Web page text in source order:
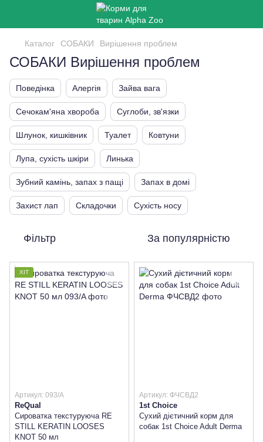
Каталог СОБАКИ Вирішення проблем
СОБАКИ Вирішення проблем
Поведінка Алергія Зайва вага
Сечокам'яна хвороба Суглоби, зв'язки
Шлунок, кишківник Туалет Ковтуни
Лупа, сухість шкіри Линька
Зубний камінь, запах з пащі Запах в домі
Захист лап Складочки Сухість носу
Фільтр За популярністю
ХІТ
Артикул: 093/A
ReQual
Сироватка текстуруюча RE
STILL KERATIN LOOSES
KNOT 50 мл
Артикул: ФЧСВД2
1st Choice
Сухий дієтичний корм для
собак 1st Choice Adult Derma